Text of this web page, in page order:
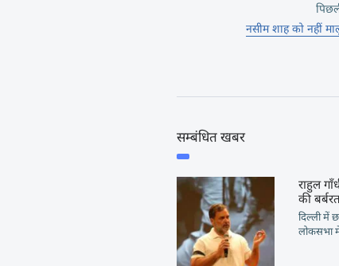
नसीम शाह को नहीं
सम्बंधित खबर
राहुल
की
दिल्ली में
लोकसभा में